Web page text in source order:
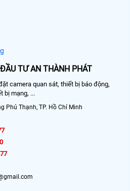
TƯ AN THÀNH PHÁT
camera quan sát, thiết bị báo động,
bị mạng, ...
Phú Thạnh, TP. Hồ Chí Minh